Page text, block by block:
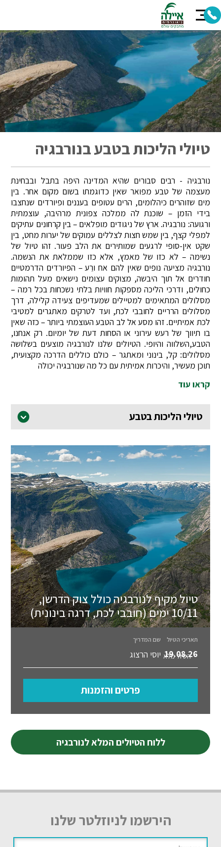
טיולי הליכות בטבע בנורבגיה
נורבגיה - רבים סבורים שהיא המדינה היפה בתבל ובבחינת
מעצמה של טבע מפואר שאין כדוגמתו בשום מקום אחר. בין
מים שזוהרים כיהלומים, הרים עטופים בעננים ופיורדים שנחצבו
בידי הזמן – שוכנת לה ממלכה צפונית מרהיבה, עוצמתית
ורגועה: נורבגיה. ארץ של ניגודים מופלאים – בין קרחונים עתיקים
למפלי קצף, בין שמש חצות לצללים עמוקים של יערות מחט, בין
שקט אין-סופי לרגעים שמותירים את הלב פעור. זהו טיול של
נשימה – לא כזו של מאמץ, אלא כזו שממלאת את הנשמה.
נורבגיה מציעה נופים שאין להם אח ורֵע – הפיורדים הדרמטיים
חודרים אל תוך היבשה, מצוקים עצומים נישאים מעל תהומות
כחולים, ודרכי הליכה מספקות חוויות בלתי נשכחות בכל רמה –
מסלולים המתאימים למטיילים שמעדיפים צעידה קלילה, דרך
מסלולים הרריים לחובבי לכת, ועד לטרקים מאתגרים למטיבי
לכת אמיתיים. זהו מסע אל לב הטבע העוצמתי ביותר – כזה שאין
בו תיווך של רעש עירוני או הסחות דעת של יומיום. רק אנחנו,
הטבע,השלווה והיופי. הטיולים שלנו לנורבגיה מוצעים בשלושה
מסלולים: קל, בינוני ומאתגר – כולם כוללים הדרכה מקצועית,
תוכן מעשיר, והיכרות אמיתית עם כל מה שנורבגיה יכולה
קראו עוד
טיולי הליכות בטבע
טיול מקיף לנורבגיה כולל צוק הדרשן,
10/11 ימים (חובבי לכת, דרגה בינונית)
תאריכי הטיול שם המדריך
19.08.26 יוסי הרצוג הטיול מלא
פרטים והזמנות
ללוח הטיולים המלא לנורבגיה
הירשמו לניוזלטר שלנו